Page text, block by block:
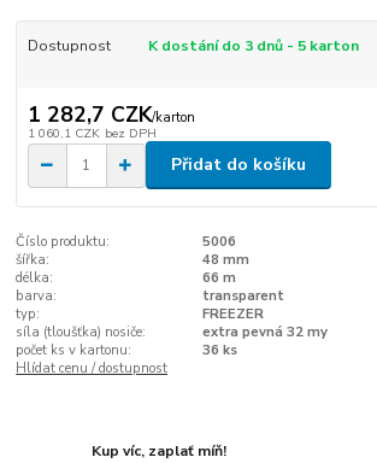
Dostupnost K dostání do 3 dnů - 5 karton
1 282,7 CZK/karton
1 060,1 CZK bez DPH
Přidat do košíku
Číslo produktu:
5006
šířka:
48 mm
délka:
66 m
barva:
transparent
typ:
FREEZER
síla (tloušťka) nosiče:
extra pevná 32 my
počet ks v kartonu:
36 ks
Hlídat cenu / dostupnost
Kup víc, zaplať míň!